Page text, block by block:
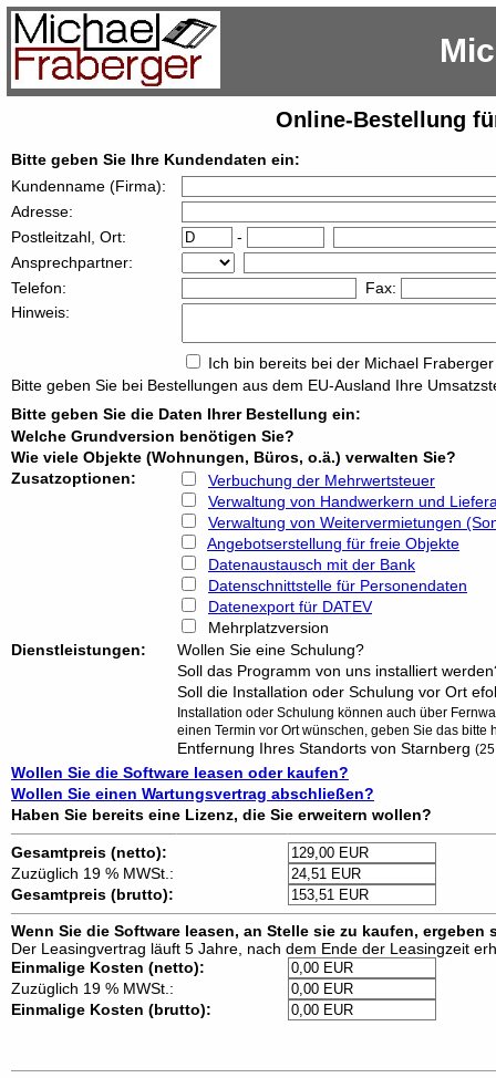
Online-Bestellung
Bitte geben Sie Ihre Kundendaten ein:
Kundenname (Firma):
Adresse:
Postleitzahl, Ort:
-
Ansprechpartner:
Telefon:
Fax:
Hinweis:
Ich bin bereits bei der Michael
Bitte geben Sie bei Bestellungen aus dem EU-Ausland Ihre
Bitte geben Sie die Daten Ihrer Bestellung ein:
Welche Grundversion benötigen Sie?
Wie viele Objekte (Wohnungen, Büros, o.ä.) verwalten Sie?
Zusatzoptionen:
Verbuchung der Mehrwertsteuer
Verwaltung von Handwerkern und
Verwaltung von Weitervermietungen
Angebotserstellung für freie Objekte
Datenaustausch mit der Bank
Datenschnittstelle für Personendaten
Datenexport für DATEV
Mehrplatzversion
Dienstleistungen:
Wollen Sie eine Schulung?
Soll das Programm von uns installiert
Soll die Installation oder Schulung vor Ort
Installation oder Schulung können auch über
einen Termin vor Ort wünschen, geben Sie das bitte
Entfernung Ihres Standorts von Starnberg
Wollen Sie die Software leasen oder kaufen?
Wollen Sie einen Wartungsvertrag abschließen?
Haben Sie bereits eine Lizenz, die Sie erweitern wollen?
Gesamtpreis (netto):
Zuzüglich 19 % MWSt.:
Gesamtpreis (brutto):
Wenn Sie die Software leasen, an Stelle sie zu kaufen,
Der Leasingvertrag läuft 5 Jahre, nach dem Ende der Leasingzeit
Einmalige Kosten (netto):
Zuzüglich 19 % MWSt.:
Einmalige Kosten (brutto):